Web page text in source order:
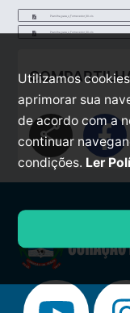
Planilha_para_o_Fornecedor_30.xls
Planilha_para_o_Fornecedor_30.xls
share
Utilizamos
aprimorar sua
de acordo com a
continuar
condições. Ler